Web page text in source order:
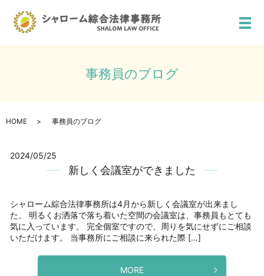
メ
事務員のブログ
HOME 事務員のブログ
2024/05/25
新しく会議室ができました
シャローム綜合法律事務所は4月から新しく会議室が出来まし
た。 明るくお洒落で落ち着いた空間の会議室は、事務員もとても
気に入っています。 完全個室ですので、周りを気にせずにご相談
いただけます。 当事務所にご相談に来られた際 […]
MORE